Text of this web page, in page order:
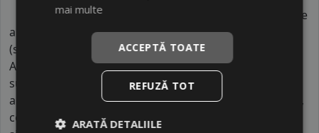
Indicele de aderenta
. Acest tip de
anvelope va avea o distanta de franare pe carosabil ud
(strat de apa intre 0.5 mm si 1.5 mm) cu 4 anvelope cu
ABS ruland cu 80 km/h, mai mare decat clasele
superioare. Intre o anvelopa din clasa de franare C si
alta din clasa E este o diferenta de aproximativ 9 metri,
contribuind astfel, la o siguranta mai mare a soferului
mai multe
ACCEPTĂ TOATE
REFUZĂ TOT
ARATĂ DETALIILE